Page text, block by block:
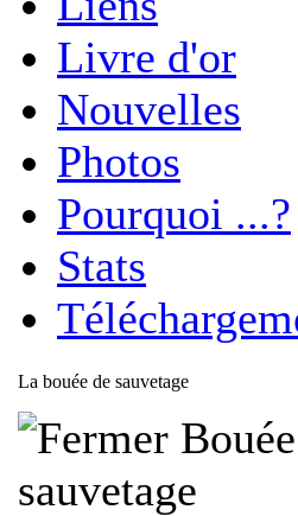
Livre d'or
Nouvelles
Photos
Pourquoi ...?
Stats
La bouée de sauvetage
sauvetage